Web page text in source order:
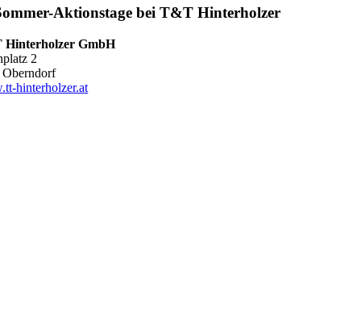
Aktionstage bei T&T Hinterholzer
Hinterholzer GmbH
2
Oberndorf
hinterholzer.at